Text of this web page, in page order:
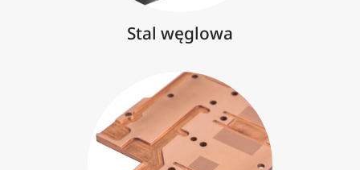
Stal węglowa